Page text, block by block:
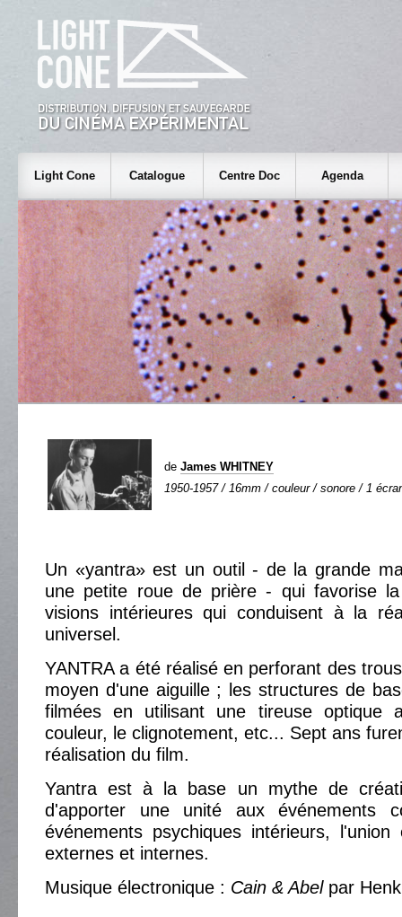
Light Cone Catalogue Centre Doc Agenda
de James WHITNEY
1950-1957 / 16mm / couleur / sonore / 1
Un «yantra» est un outil - de la grande
une petite roue de prière - qui favorise
visions intérieures qui conduisent à la
universel.
YANTRA a été réalisé en perforant des
moyen d'une aiguille ; les structures de
filmées en utilisant une tireuse optique
couleur, le clignotement, etc... Sept ans
réalisation du film.
Yantra est à la base un mythe de
d'apporter une unité aux événements
événements psychiques intérieurs,
externes et internes.
Musique électronique : Cain & Abelpar